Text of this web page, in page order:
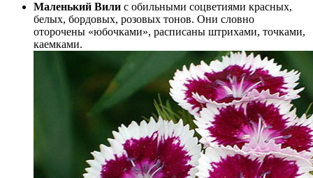
Маленький Вили с обильными соцветиями красных,
белых, бордовых, розовых тонов. Они словно
оторочены «юбочками», расписаны штрихами, точками,
каемками.